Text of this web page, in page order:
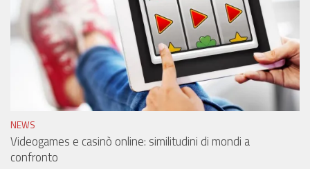
NEWS
Videogames e casinò online: similitudini di mondi a
confronto